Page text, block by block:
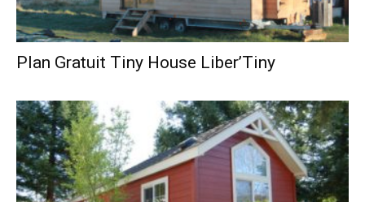
Plan Gratuit Tiny House Liber’Tiny